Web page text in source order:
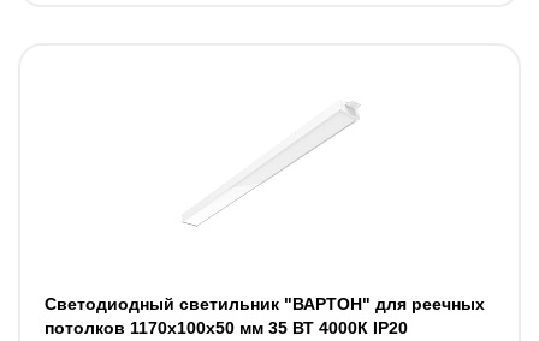
Светодиодный светильник "ВАРТОН" для реечных
потолков 1170х100х50 мм 35 ВТ 4000К IP20